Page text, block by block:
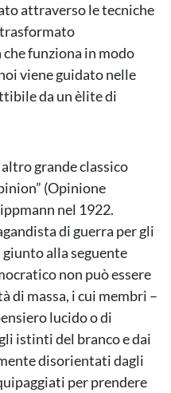
attraverso le tecniche
funziona in modo
viene guidato nelle
da un èlite di
grande classico
(Opinione
nel 1922.
di guerra per gli
alla seguente
non può essere
di massa, i cui membri –
lucido o di
istinti del branco e dai
disorientati dagli
per prendere